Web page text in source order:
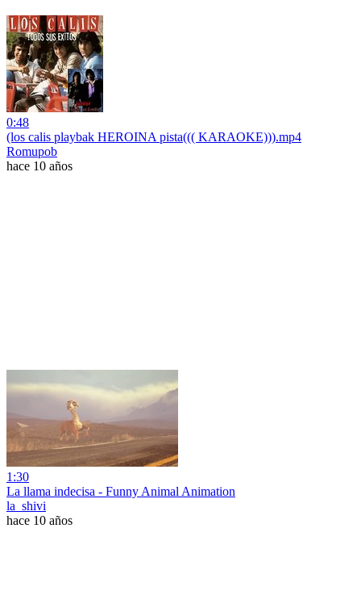
0:48
(los calis playbak HEROINA pista((( KARAOKE))).mp4
Romupob
hace 10 años
1:30
La llama indecisa - Funny Animal Animation
la_shivi
hace 10 años